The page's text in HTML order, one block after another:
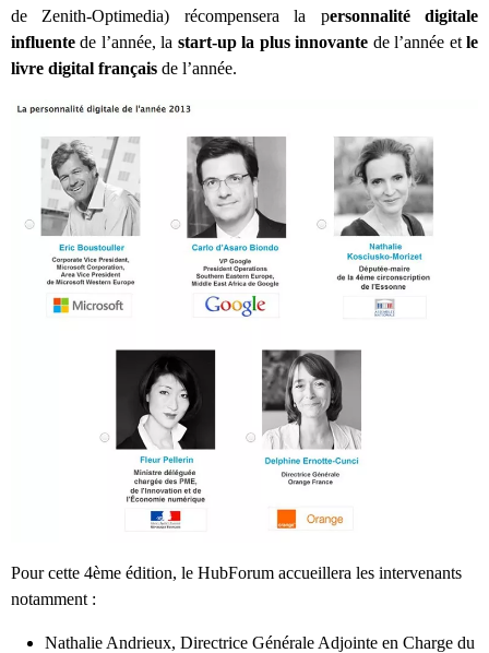
de Zenith-Optimedia) récompensera la personnalité digitale
influente de l’année, la start-up la plus innovante de l’année etle
livre digital français de l’année.
Pour cette 4ème édition, le HubForum accueillera les intervenants
notamment :
Nathalie Andrieux, Directrice Générale Adjointe en Charge du